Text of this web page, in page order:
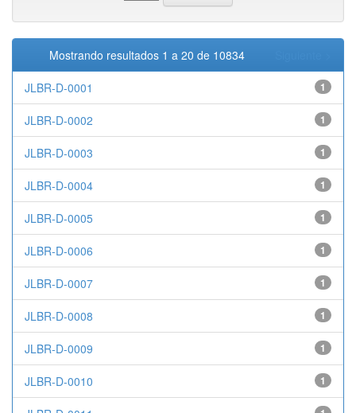
Mostrando resultados 1 a 20 de 10834
JLBR-D-0001 1
JLBR-D-0002 1
JLBR-D-0003 1
JLBR-D-0004 1
JLBR-D-0005 1
JLBR-D-0006 1
JLBR-D-0007 1
JLBR-D-0008 1
JLBR-D-0009 1
JLBR-D-0010 1